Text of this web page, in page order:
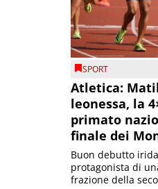
SPORT
Atletica:
leonessa, la
primato
finale dei
Buon debutto
protagonista di
frazione della